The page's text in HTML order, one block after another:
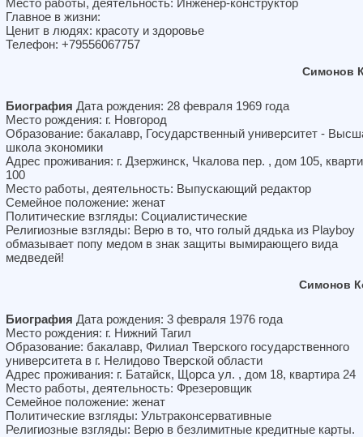
Место работы, деятельность: Инженер-конструктор
Главное в жизни:
Ценит в людях: красоту и здоровье
Телефон: +79556067757
Симонов
Биография Дата рождения: 28 февраля 1969 года
Место рождения: г. Новгород
Образование: бакалавр, Государственный университет -
школа экономики
Адрес проживания: г. Дзержинск, Чкалова пер. , дом 105,
100
Место работы, деятельность: Выпускающий редактор
Семейное положение: женат
Политические взгляды: Социалистические
Религиозные взгляды: Верю в то, что голый дядька из Playboy
обмазывает попу медом в знак защиты вымирающего вида
медведей!
Симонов
Биография Дата рождения: 3 февраля 1976 года
Место рождения: г. Нижний Тагил
Образование: бакалавр, Филиал Тверского государственного
университета в г. Нелидово Тверской области
Адрес проживания: г. Батайск, Щорса ул. , дом 18, квартира 24
Место работы, деятельность: Фрезеровщик
Семейное положение: женат
Политические взгляды: Ультраконсервативные
Религиозные взгляды: Верю в безлимитные кредитные карты.